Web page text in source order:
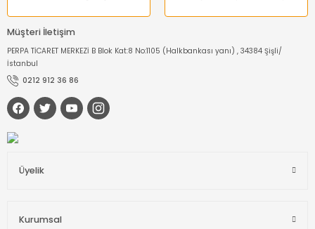
Müşteri İletişim
PERPA TİCARET MERKEZİ B Blok Kat:8 No:1105 (Halkbankası yanı) , 34384 Şişli/
İstanbul
0212 912 36 86
Üyelik
Kurumsal